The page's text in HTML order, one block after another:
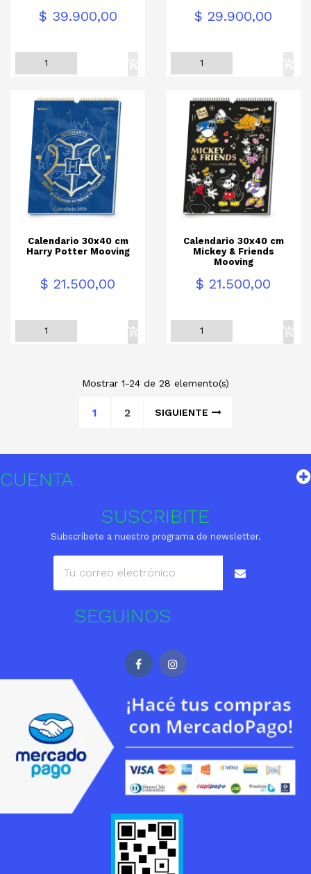
Precio$ 39.900,00 Precio$ 29.900,00
Calendario 30x40 cm
Harry Potter Mooving
Precio$ 21.500,00
Calendario 30x40 cm
Mickey & Friends
Mooving
Precio$ 21.500,00
Mostrar 1-24 de 28 elemento(s)
1 2 SIGUIENTE
CUENTA
SUSCRIBITE
Subscríbete a nuestro programa de newsletter.
SEGUINOS